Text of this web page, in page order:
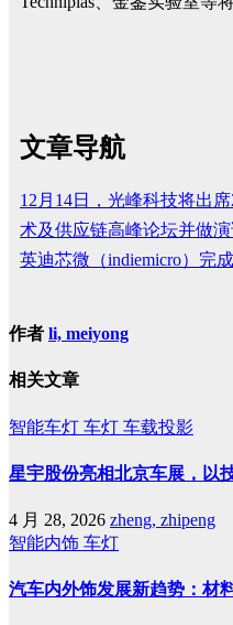
文章导航
12月14日，光峰科技将出
术及供应链高峰论坛并做
英迪芯微（indiemicro）完
作者 li, meiyong
相关文章
智能车灯 车灯 车载投影
星宇股份亮相北京车展，以
4 月 28, 2026 zheng, zhipeng
智能内饰 车灯
汽车内外饰发展新趋势：材